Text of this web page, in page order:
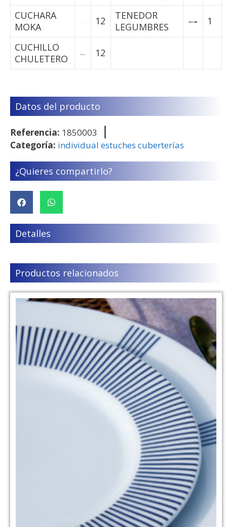
CUCHARA
MOKA
12
TENEDOR
LEGUMBRES
1
CUCHILLO
CHULETERO
12
Datos del producto
Referencia: 1850003
Categoría: individual estuches cuberterías
¿Quieres compartirlo?
Detalles
Productos relacionados